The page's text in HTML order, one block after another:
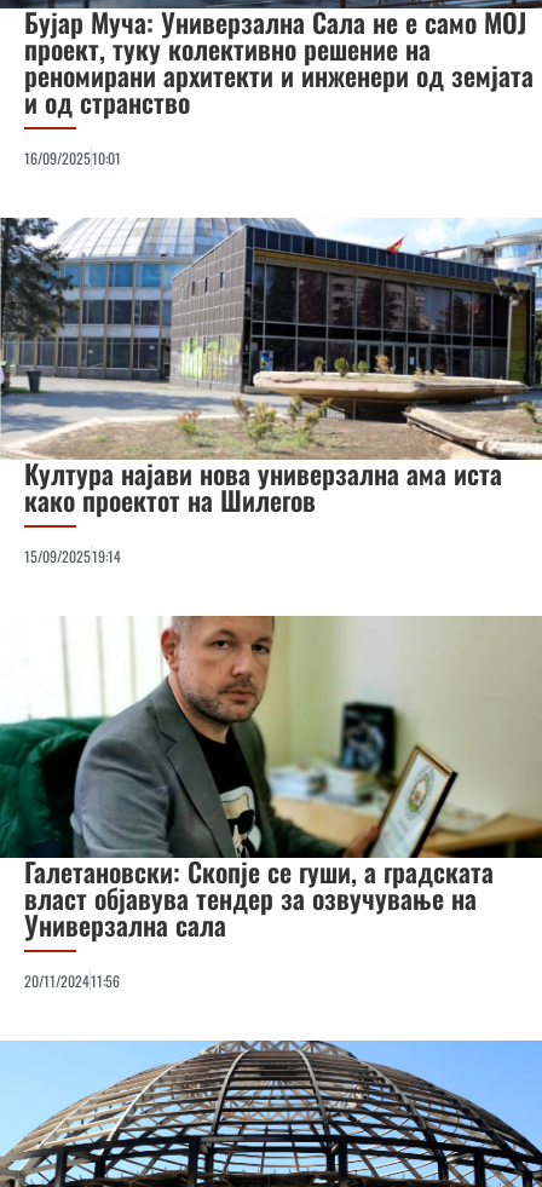
Бујар Муча: Универзална Сала не е само МОЈ
проект, туку колективно решение на
реномирани архитекти и инженери од земјата
и од странство
16/09/202510:01
Култура најави нова универзална ама иста
како проектот на Шилегов
15/09/202519:14
Галетановски: Скопје се гуши, а градската
власт објавува тендер за озвучување на
Универзална сала
20/11/202411:56